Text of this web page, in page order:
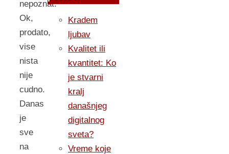
nepoznat.
Ok,
prodato,
vise
nista
nije
cudno.
Danas
je
sve
na
Kradem
ljubav
Kvalitet ili
kvantitet: Ko
je stvarni
kralj
današnjeg
digitalnog
sveta?
Vreme koje